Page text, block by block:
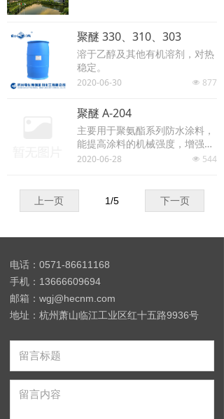
聚醚 330、310、303
溶于乙醇及其他有机溶剂，对热
稳定。
넶 877
2020-06-30
聚醚 A-204
主要用于聚氨酯系列防水涂料，
能提高涂料的机械强度，增强耐
老化性能
넶 544
2020-06-28
上一页 下一页
1/5
电话：0571-86611168
手机：13666609694
邮箱：wgj@hecnm.com
地址：杭州萧山临江工业区红十五路9936号